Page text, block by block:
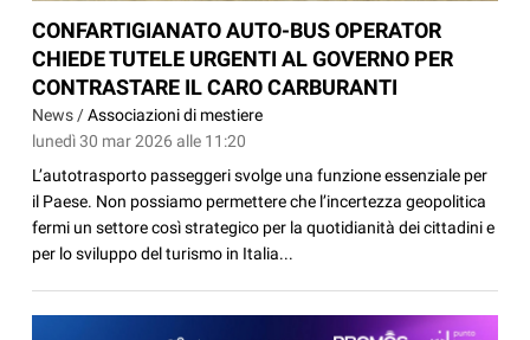
CONFARTIGIANATO AUTO-BUS OPERATOR
CHIEDE TUTELE URGENTI AL GOVERNO PER
CONTRASTARE IL CARO CARBURANTI
News /Associazioni di mestiere
lunedì 30 mar 2026 alle 11:20
L’autotrasporto passeggeri svolge una funzione essenziale per
il Paese. Non possiamo permettere che l’incertezza geopolitica
fermi un settore così strategico per la quotidianità dei cittadini e
per lo sviluppo del turismo in Italia...